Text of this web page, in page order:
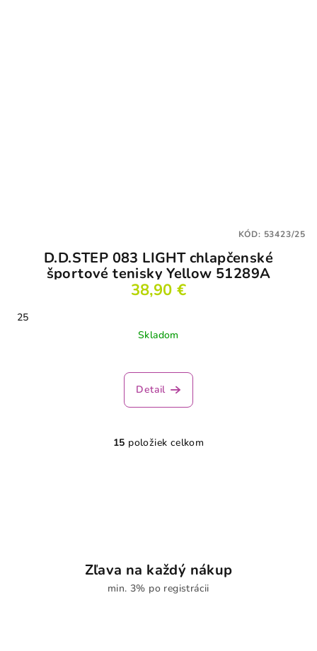
D.D.STEP 083 LIGHT chlapčenské
športové tenisky Yellow 51289A
38,90 €
25
Skladom
Detail
KÓD: 53423/25
O
i
e
p
15 položiek celkom
Zľava na každý nákup
min. 3% po registrácii